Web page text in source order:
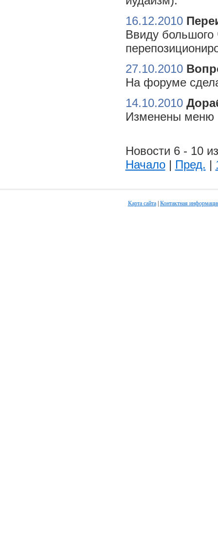
16.12.2010
Ввиду большого
27.10.2010
На форуме
14.10.2010
Изменены меню
Новости 6 - 10
Начало| Пред. |
Карта сайта| Контактная